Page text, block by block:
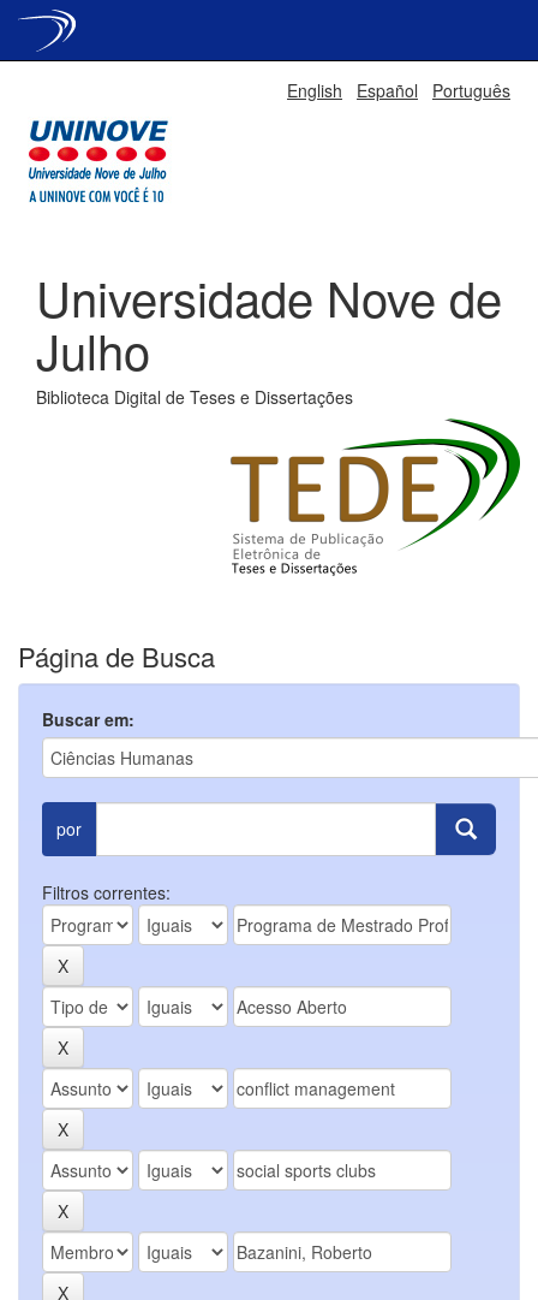
English Español Português
Universidade Nove de
Julho
Biblioteca Digital de Teses e Dissertações
Página de Busca
Buscar em:
por
Filtros correntes: